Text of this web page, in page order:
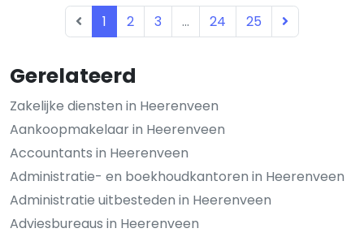
Gerelateerd
Zakelijke diensten in Heerenveen
Aankoopmakelaar in Heerenveen
Accountants in Heerenveen
Administratie- en boekhoudkantoren in Heerenveen
Administratie uitbesteden in Heerenveen
Adviesbureaus in Heerenveen
1 2 3 ... 24 25